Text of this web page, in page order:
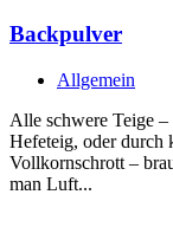
Backpulver
Allgemein
Alle schwere Teige
Hefeteig, oder durch
Vollkornschrott –
man Luft...